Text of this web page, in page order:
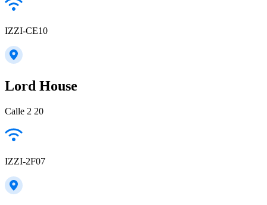
IZZI-CE10
Lord House
Calle 2 20
IZZI-2F07